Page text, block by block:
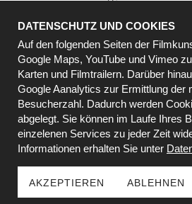
KOOPERATIONSPARTNER
DATENSCHUTZ UND COOKIES
Auf den folgenden Seiten der
Google Maps, YouTube und Vimeo
Karten und Filmtrailern. Darüber
Google Aanalytics zur Ermittlung der
Besucherzahl. Dadurch werden
abgelegt. Sie können im Laufe Ihres
einzelenen Services zu jeder Zeit
Informationen erhalten Sie unter
AKZEPTIEREN ABLEHNEN